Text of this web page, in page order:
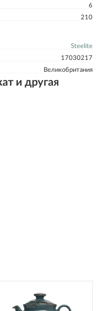
6
210
Steelite
17030217
Великобритания
и другая